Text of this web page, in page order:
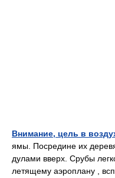
Внимание, цель в
ямы. Посредине их
дулами вверх. Срубы
летящему аэроплану ,